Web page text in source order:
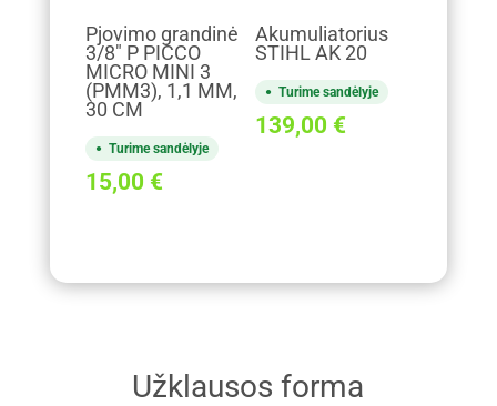
Pjovimo grandinė
3/8" P PICCO
MICRO MINI 3
(PMM3), 1,1 MM,
30 CM
Turime sandėlyje
15,00 €
Akumuliatorius
STIHL AK 20
Turime sandėlyje
139,00 €
Užklausos forma